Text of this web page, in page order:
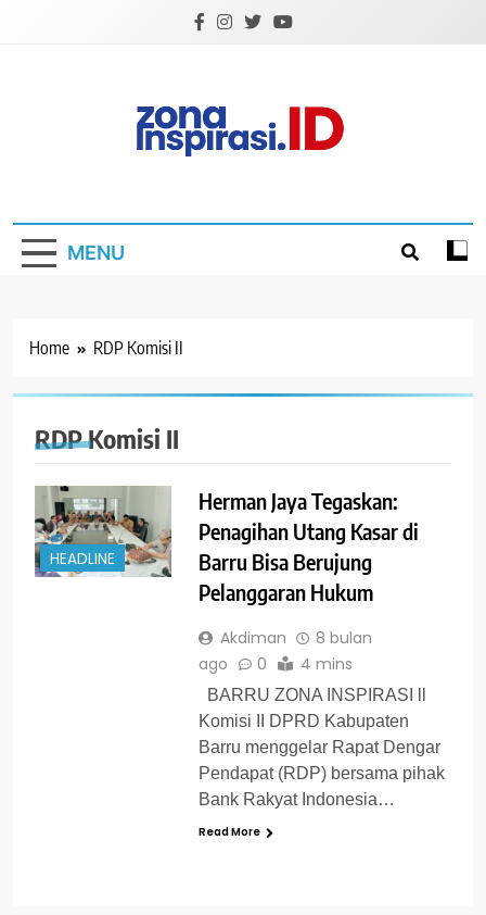
MENU
Home RDP Komisi II
RDP Komisi II
HEADLINE
Herman Jaya Tegaskan:
Penagihan Utang Kasar di
Barru Bisa Berujung
Pelanggaran Hukum
Akdiman
8 bulan
ago
0 4 mins
BARRU ZONA INSPIRASI ll
Komisi II DPRD Kabupaten
Barru menggelar Rapat Dengar
Pendapat (RDP) bersama pihak
Bank Rakyat Indonesia…
Read More